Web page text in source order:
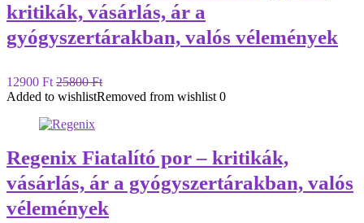
kritikák, vásárlás, ár a
gyógyszertárakban, valós vélemények
12900 Ft 25800 Ft
Added to wishlistRemoved from wishlist 0
Regenix Fiatalító por – kritikák,
vásárlás, ár a gyógyszertárakban, valós
vélemények